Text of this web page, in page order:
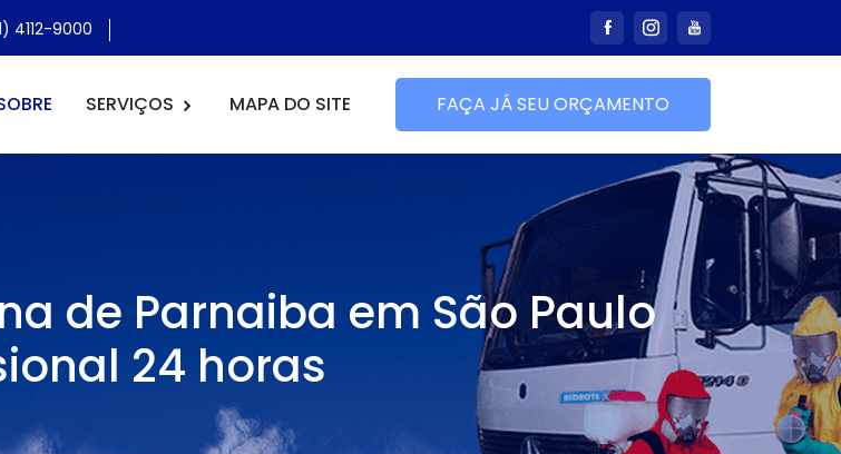
4112-9000
SERVIÇOS MAPA DO SITE FAÇA JÁ SEU ORÇAMENTO
de Parnaiba em São Paulo
24 horas